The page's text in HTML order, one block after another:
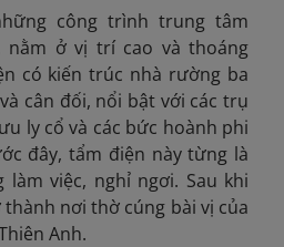
công trình trung tâm
nằm ở vị trí cao và thoáng
có kiến trúc nhà rường ba
cân đối, nổi bật với các trụ
ly cổ và các bức hoành phi
đây, tẩm điện này từng là
việc, nghỉ ngơi. Sau khi
nơi thờ cúng bài vị của
Anh.